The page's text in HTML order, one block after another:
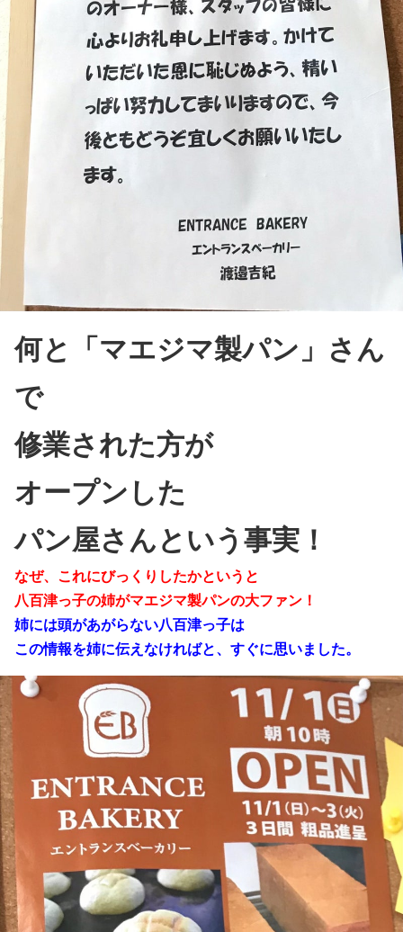
何と「マエジマ製パン」さん
で
修業された方が
オープンした
パン屋さんという事実！
なぜ、これにびっくりしたかというと
八百津っ子の姉がマエジマ製パンの大ファン！
姉には頭があがらない八百津っ子は
この情報を姉に伝えなければと、すぐに思いました。